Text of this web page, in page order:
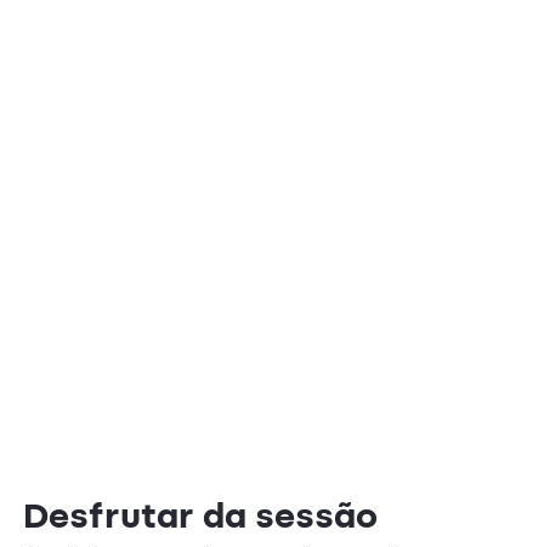
Desfrutar da sessão